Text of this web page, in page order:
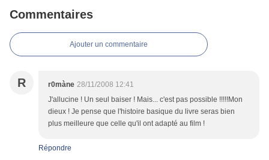
Commentaires
Ajouter un commentaire
R r0màne 28/11/2008 12:41
J'allucine ! Un seul baiser ! Mais... c'est pas possible !!!!!Mon
dieux ! Je pense que l'histoire basique du livre seras bien
plus meilleure que celle qu'il ont adapté au film !
Répondre